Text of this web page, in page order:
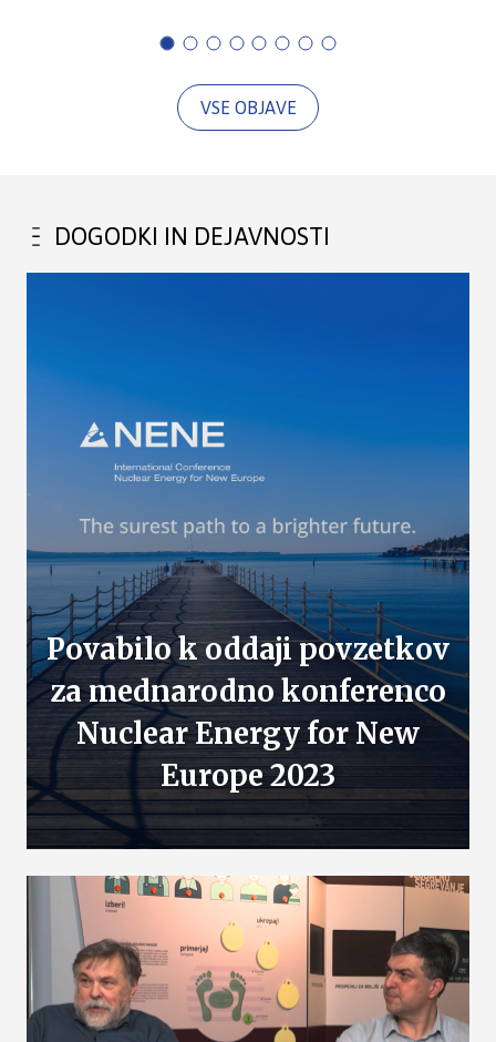
VSE OBJAVE
DOGODKI IN DEJAVNOSTI
Povabilo k oddaji povzetkov
za mednarodno konferenco
Nuclear Energy for New
Europe 2023